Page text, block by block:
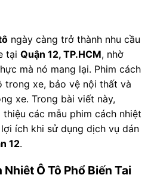
ngày càng trở thành nhu cầu
tại Quận 12, TP.HCM, nhờ
mà nó mang lại. Phim cách
trong xe, bảo vệ nội thất và
xe. Trong bài viết này,
các mẫu phim cách nhiệt
ích khi sử dụng dịch vụ dán
12.
Ô Tô Phổ Biến Tại